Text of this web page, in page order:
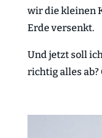
wir die kleinen
Erde versenkt.
Und jetzt soll
richtig alles ab?